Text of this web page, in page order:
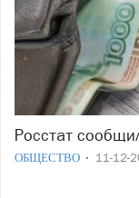
Росстат
ОБЩЕСТВО 11-12-